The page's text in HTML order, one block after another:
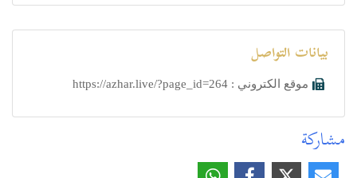
بيانات التواصل
موقع الكتروني : https://azhar.live/?page_id=264
مشاركة